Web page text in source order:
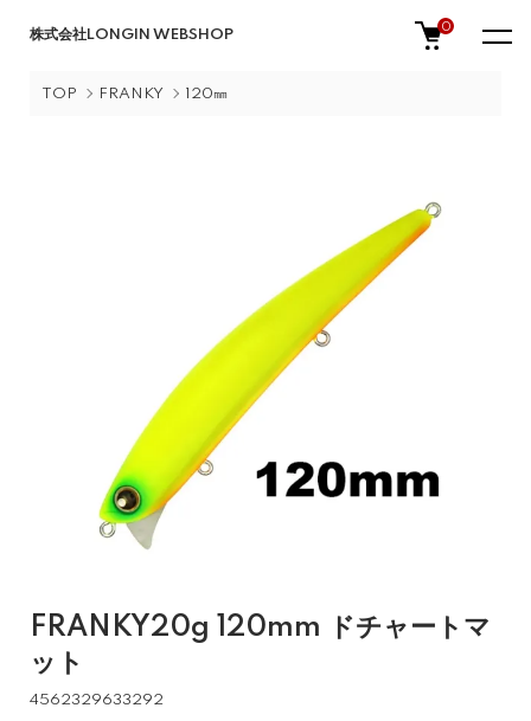
株式会社LONGIN WEBSHOP 0
TOP FRANKY 120㎜
FRANKY20g 120mm ドチャートマ
ット
4562329633292